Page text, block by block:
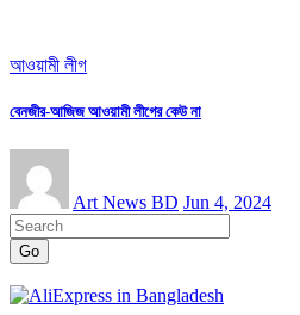
আওয়ামী লীগ
বেনজীর-আজিজ আওয়ামী লীগের কেউ না
Art News BD Jun 4, 2024
Go